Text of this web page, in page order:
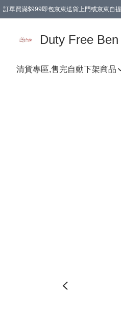
訂單買滿$999即包京東送貨上門或京東自
Duty Free
清貨專區,售完自動下架商品